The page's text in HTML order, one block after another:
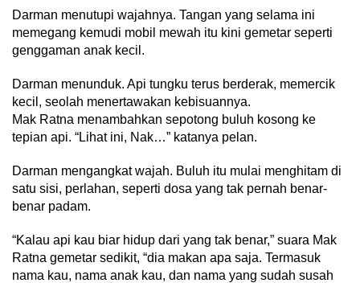
Darman menutupi wajahnya. Tangan yang selama ini
memegang kemudi mobil mewah itu kini gemetar seperti
genggaman anak kecil.
Darman menunduk. Api tungku terus berderak, memercik
kecil, seolah menertawakan kebisuannya.
Mak Ratna menambahkan sepotong buluh kosong ke
tepian api. “Lihat ini, Nak…” katanya pelan.
Darman mengangkat wajah. Buluh itu mulai menghitam di
satu sisi, perlahan, seperti dosa yang tak pernah benar-
benar padam.
“Kalau api kau biar hidup dari yang tak benar,” suara Mak
Ratna gemetar sedikit, “dia makan apa saja. Termasuk
nama kau, nama anak kau, dan nama yang sudah susah